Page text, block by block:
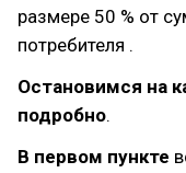
размере 50 % от
потребителя .
Остановимся на
подробно.
В первом пункте